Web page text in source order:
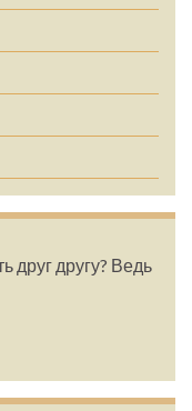
другу? Ведь